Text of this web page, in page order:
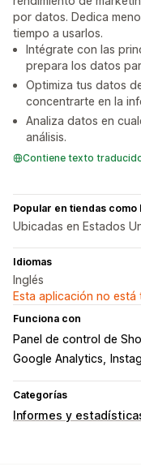
por datos. Dedica
tiempo a usarlos.
Intégrate con las
prepara los datos
Optimiza tus datos
concentrarte en la
Analiza datos en
análisis.
Contiene texto
Popular en tiendas como
Ubicadas en Estados
Idiomas
Inglés
Esta aplicación no está
Funciona con
Panel de control de
Google Analytics
Categorías
Informes y